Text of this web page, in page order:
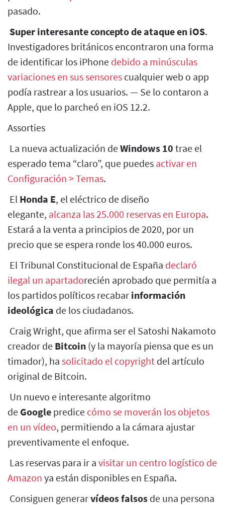
pasado.
Super interesante concepto de ataque en iOS.
Investigadores británicos encontraron una forma
de identificar los iPhone debido a minúsculas
variaciones en sus sensores cualquier web o app
podía rastrear a los usuarios. — Se lo contaron a
Apple, que lo parcheó en iOS 12.2.
Assorties
La nueva actualización deWindows 10 trae el
esperado tema “claro”, que puedes activar en
Configuración > Temas.
El Honda E, el eléctrico de diseño
elegante, alcanza las 25.000 reservas en Europa.
Estará a la venta a principios de 2020, por un
precio que se espera ronde los 40.000 euros.
El Tribunal Constitucional de España declaró
ilegal un apartadorecién aprobado que permitía a
los partidos políticos recabar información
ideológica de los ciudadanos.
Craig Wright, que afirma ser el Satoshi Nakamoto
creador de Bitcoin (y la mayoría piensa que es un
timador), ha solicitado el copyright del artículo
original de Bitcoin.
Un nuevo e interesante algoritmo
de Google predice cómo se moverán los objetos
en un vídeo, permitiendo a la cámara ajustar
preventivamente el enfoque.
Las reservas para ir a visitar un centro logístico de
Amazon ya están disponibles en España.
Consiguen generarvídeos falsos de una persona